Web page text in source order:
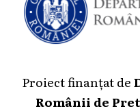
Proiect finanțat de
Românii de